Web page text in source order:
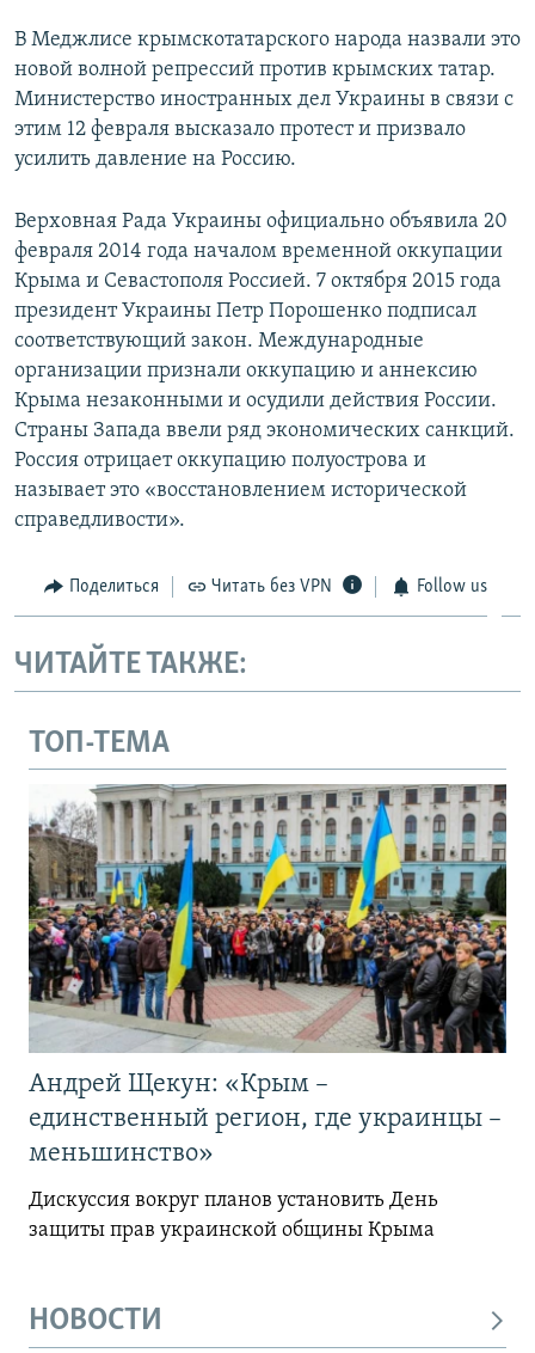
В Меджлисе крымскотатарского народа назвали это
новой волной репрессий против крымских татар.
Министерство иностранных дел Украины в связи с
этим 12 февраля высказало протест и призвало
усилить давление на Россию.
Верховная Рада Украины официально объявила 20
февраля 2014 года началом временной оккупации
Крыма и Севастополя Россией. 7 октября 2015 года
президент Украины Петр Порошенко подписал
соответствующий закон. Международные
организации признали оккупацию и аннексию
Крыма незаконными и осудили действия России.
Страны Запада ввели ряд экономических санкций.
Россия отрицает оккупацию полуострова и
называет это «восстановлением исторической
справедливости».
Поделиться Читать без VPN Follow us
ЧИТАЙТЕ ТАКЖЕ:
ТОП-ТЕМА
Андрей Щекун: «Крым –
единственный регион, где украинцы –
меньшинство»
Дискуссия вокруг планов установить День
защиты прав украинской общины Крыма
НОВОСТИ